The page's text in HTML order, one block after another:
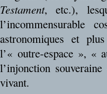
Testament, etc.),
l’incommensurable
astronomiques et
l’« outre-espace », «
l’injonction
vivant.